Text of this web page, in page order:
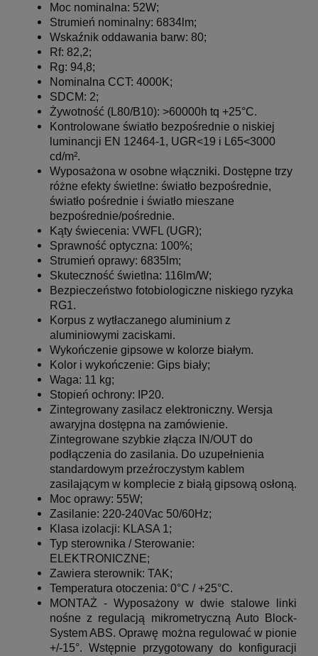
Moc nominalna: 52W;
Strumień nominalny: 6834lm;
Wskaźnik oddawania barw: 80;
Rf: 82,2;
Rg: 94,8;
Nominalna CCT: 4000K;
SDCM: 2;
Żywotność (L80/B10): >60000h tq +25°C.
Kontrolowane światło bezpośrednie o niskiej
luminancji EN 12464-1, UGR<19 i L65<3000
cd/m².
Wyposażona w osobne włączniki. Dostępne trzy
różne efekty świetlne: światło bezpośrednie,
światło pośrednie i światło mieszane
bezpośrednie/pośrednie.
Kąty świecenia: VWFL (UGR);
Sprawność optyczna: 100%;
Strumień oprawy: 6835lm;
Skuteczność świetlna: 116lm/W;
Bezpieczeństwo fotobiologiczne niskiego ryzyka
RG1.
Korpus z wytłaczanego aluminium z
aluminiowymi zaciskami.
Wykończenie gipsowe w kolorze białym.
Kolor i wykończenie: Gips biały;
Waga: 11 kg;
Stopień ochrony: IP20.
Zintegrowany zasilacz elektroniczny. Wersja
awaryjna dostępna na zamówienie.
Zintegrowane szybkie złącza IN/OUT do
podłączenia do zasilania. Do uzupełnienia
standardowym przeźroczystym kablem
zasilającym w komplecie z białą gipsową osłoną.
Moc oprawy: 55W;
Zasilanie: 220-240Vac 50/60Hz;
Klasa izolacji: KLASA 1;
Typ sterownika / Sterowanie:
ELEKTRONICZNE;
Zawiera sterownik: TAK;
Temperatura otoczenia: 0°C / +25°C.
MONTAŻ - Wyposażony w dwie stalowe linki
nośne z regulacją mikrometryczną Auto Block-
System ABS. Oprawę można regulować w pionie
+/-15°. Wstępnie przygotowany do konfiguracji